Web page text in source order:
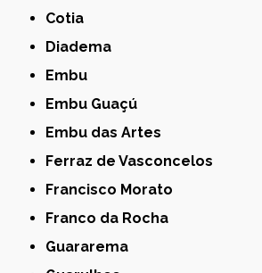
Cotia
Diadema
Embu
Embu Guaçú
Embu das Artes
Ferraz de Vasconcelos
Francisco Morato
Franco da Rocha
Guararema